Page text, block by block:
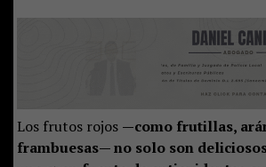
Los frutos rojos —como frutillas,
frambuesas— no solo son